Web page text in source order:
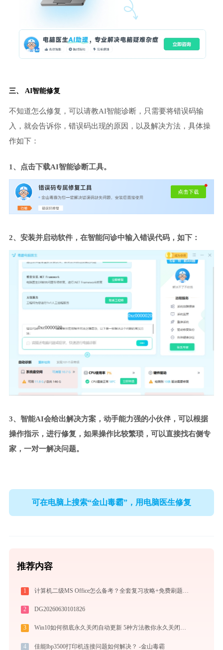
三、 AI智能修复
不知道怎么修复，可以请教AI智能诊断，只需要将错误码输
入，就会告诉你，错误码出现的原因，以及解决方法，具体操
作如下：
1、点击下载AI智能诊断工具。
2、安装并启动软件，在智能问诊中输入错误代码，如下：
0xc0000020
0xc0000020
3、智能AI会给出解决方案，动手能力强的小伙伴，可以根据
操作指示，进行修复，如果操作比较繁琐，可以直接找右侧专
家，一对一解决问题。
可在电脑上搜索“金山毒霸”，用电脑医生修复
推荐内容
1 计算机二级MS Office怎么备考？全套复习攻略+免费刷题工具推荐
2 DG20260630101826
3 Win10如何彻底永久关闭自动更新 5种方法教你永久关闭win10自动更新
4 佳能lbp3500打印机连接问题如何解决？ -金山毒霸